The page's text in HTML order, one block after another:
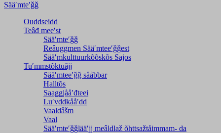
Sääʹmteʹǧǧ
Ouddseidd
Teâđ meeʹst
Sääʹmteʹǧǧ
Reâuggmen Sääʹmteeʹǧǧest
Sääʹmkulttuurkõõskõs Sajos
Tuʹmmstõktuâjj
Sääʹmteeʹǧǧ sååbbar
Halltõs
Saaǥǥjååʹđteei
Luʹvddkååʹdd
Vaaldâšm
Vaal
Sääʹmteʹǧǧlääʹjj meâldlaž õhttsažtåimmam- da